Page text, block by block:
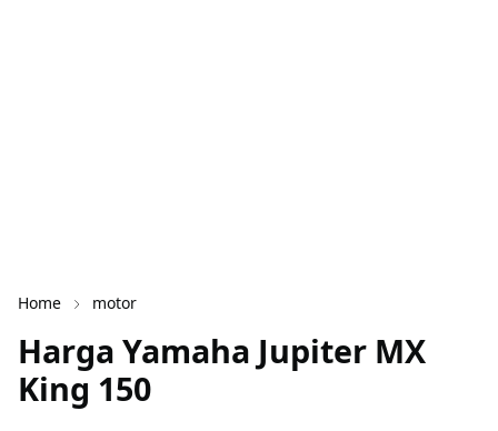
Home motor
Harga Yamaha Jupiter MX
King 150